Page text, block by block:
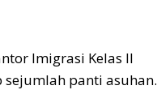
Imigrasi Kelas II
panti asuhan.